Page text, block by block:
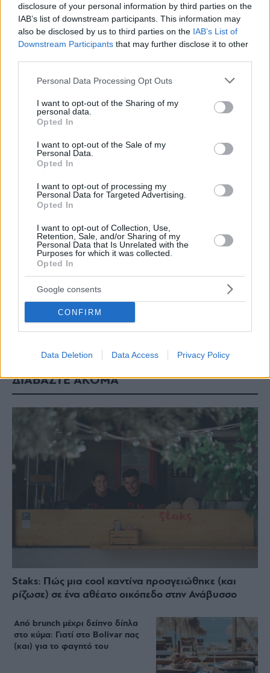
disclosure of your personal information by third parties on the
IAB’s list of downstream participants. This information may
also be disclosed by us to third parties on the IAB’s List of
Downstream Participants that may further disclose it to other
Please note that this website/app uses one or more Google
not limited to your visit or usage behaviour. You may click to
grant or deny consent to Google and its third-party tags to
use your data for below specified purposes in below Google
consent section.
Personal Data Processing Opt Outs
I want to opt-out of the Sharing of my
personal data.
Opted In
I want to opt-out of the Sale of my
Personal Data.
Opted In
I want to opt-out of processing my
Personal Data for Targeted Advertising.
Opted In
I want to opt-out of Collection, Use,
Retention, Sale, and/or Sharing of my
Personal Data that Is Unrelated with the
Purposes for which it was collected.
Opted In
Google consents
CONFIRM
Data Deletion Data Access Privacy Policy
Ξέροντας ότι ακόμα και το πιο σωστό στοίχημα μπορεί
να χαθεί, δεν ψάχνουν για «σίγουρα», αλλά για
Το στοίχημα δεν λειτουργεί με «σίγουρα»
Αυτή τη θεμελιώδη αρχή οι σοβαροί παίκτες δεν την
πιθανοτήτων, που θέλει στρατηγική και διαχείριση.
Όποιος αναζητά βεβαιότητα, συνήθως απογοητεύεται
πιο γρήγορα, μη όντας προετοιμασμένος για τη
φυσιολογική ήττα. Η αποδοχή της αβεβαιότητας είναι,
εν τέλει, το πρώτο βήμα για μια πιο υπεύθυνη και
μακροπρόθεσμα πιο σταθερή σχέση με το παιχνίδι.
ΔΙΑΒΑΣΤΕ ΑΚΟΜΑ
Staks: Πώς μια cool καντίνα προσγειώθηκε (και
ρίζωσε) σε ένα αθέατο οικόπεδο στην Ανάβυσσο
Από brunch μέχρι δείπνο δίπλα
στο κύμα: Γιατί στο Bolivar πας
(και) για το φαγητό του